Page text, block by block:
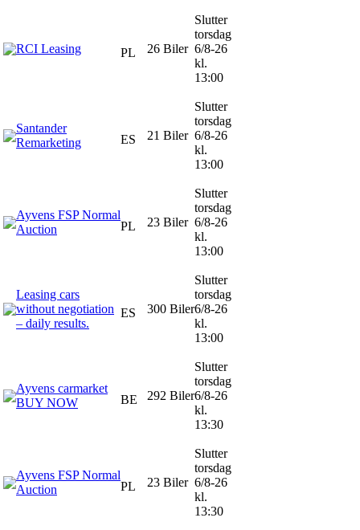
RCI Leasing PL 26 Biler
Slutter
torsdag
6/8-26
kl.
13:00
Santander
Remarketing
ES 21 Biler
Slutter
torsdag
6/8-26
kl.
13:00
Ayvens FSP Normal
Auction
PL 23 Biler
Slutter
torsdag
6/8-26
kl.
13:00
Leasing cars
without negotiation
– daily results.
ES 300 Biler
Slutter
torsdag
6/8-26
kl.
13:00
Ayvens carmarket
BUY NOW
BE 292 Biler
Slutter
torsdag
6/8-26
kl.
13:30
Ayvens FSP Normal
Auction
PL 23 Biler
Slutter
torsdag
6/8-26
kl.
13:30